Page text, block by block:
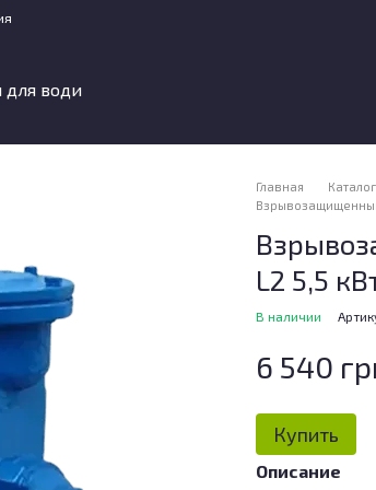
для води
Главная Каталог
Взрывозащищенный
L2 5,5
В наличии
6 540
Купить
Описание